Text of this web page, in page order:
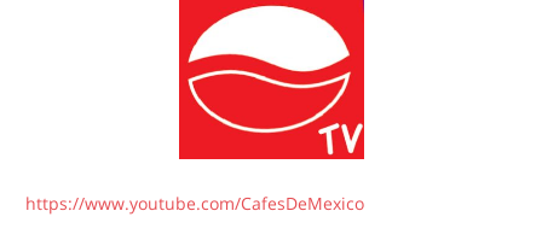
https://www.youtube.com/CafesDeMexico